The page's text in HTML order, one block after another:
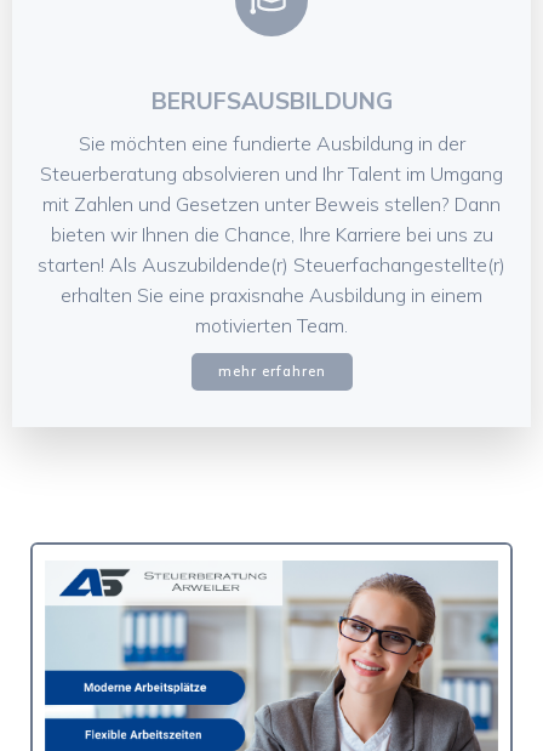
BERUFSAUSBILDUNG
Sie möchten eine fundierte Ausbildung in der
Steuerberatung absolvieren und Ihr Talent im Umgang
mit Zahlen und Gesetzen unter Beweis stellen? Dann
bieten wir Ihnen die Chance, Ihre Karriere bei uns zu
starten! Als Auszubildende(r) Steuerfachangestellte(r)
erhalten Sie eine praxisnahe Ausbildung in einem
motivierten Team.
mehr erfahren